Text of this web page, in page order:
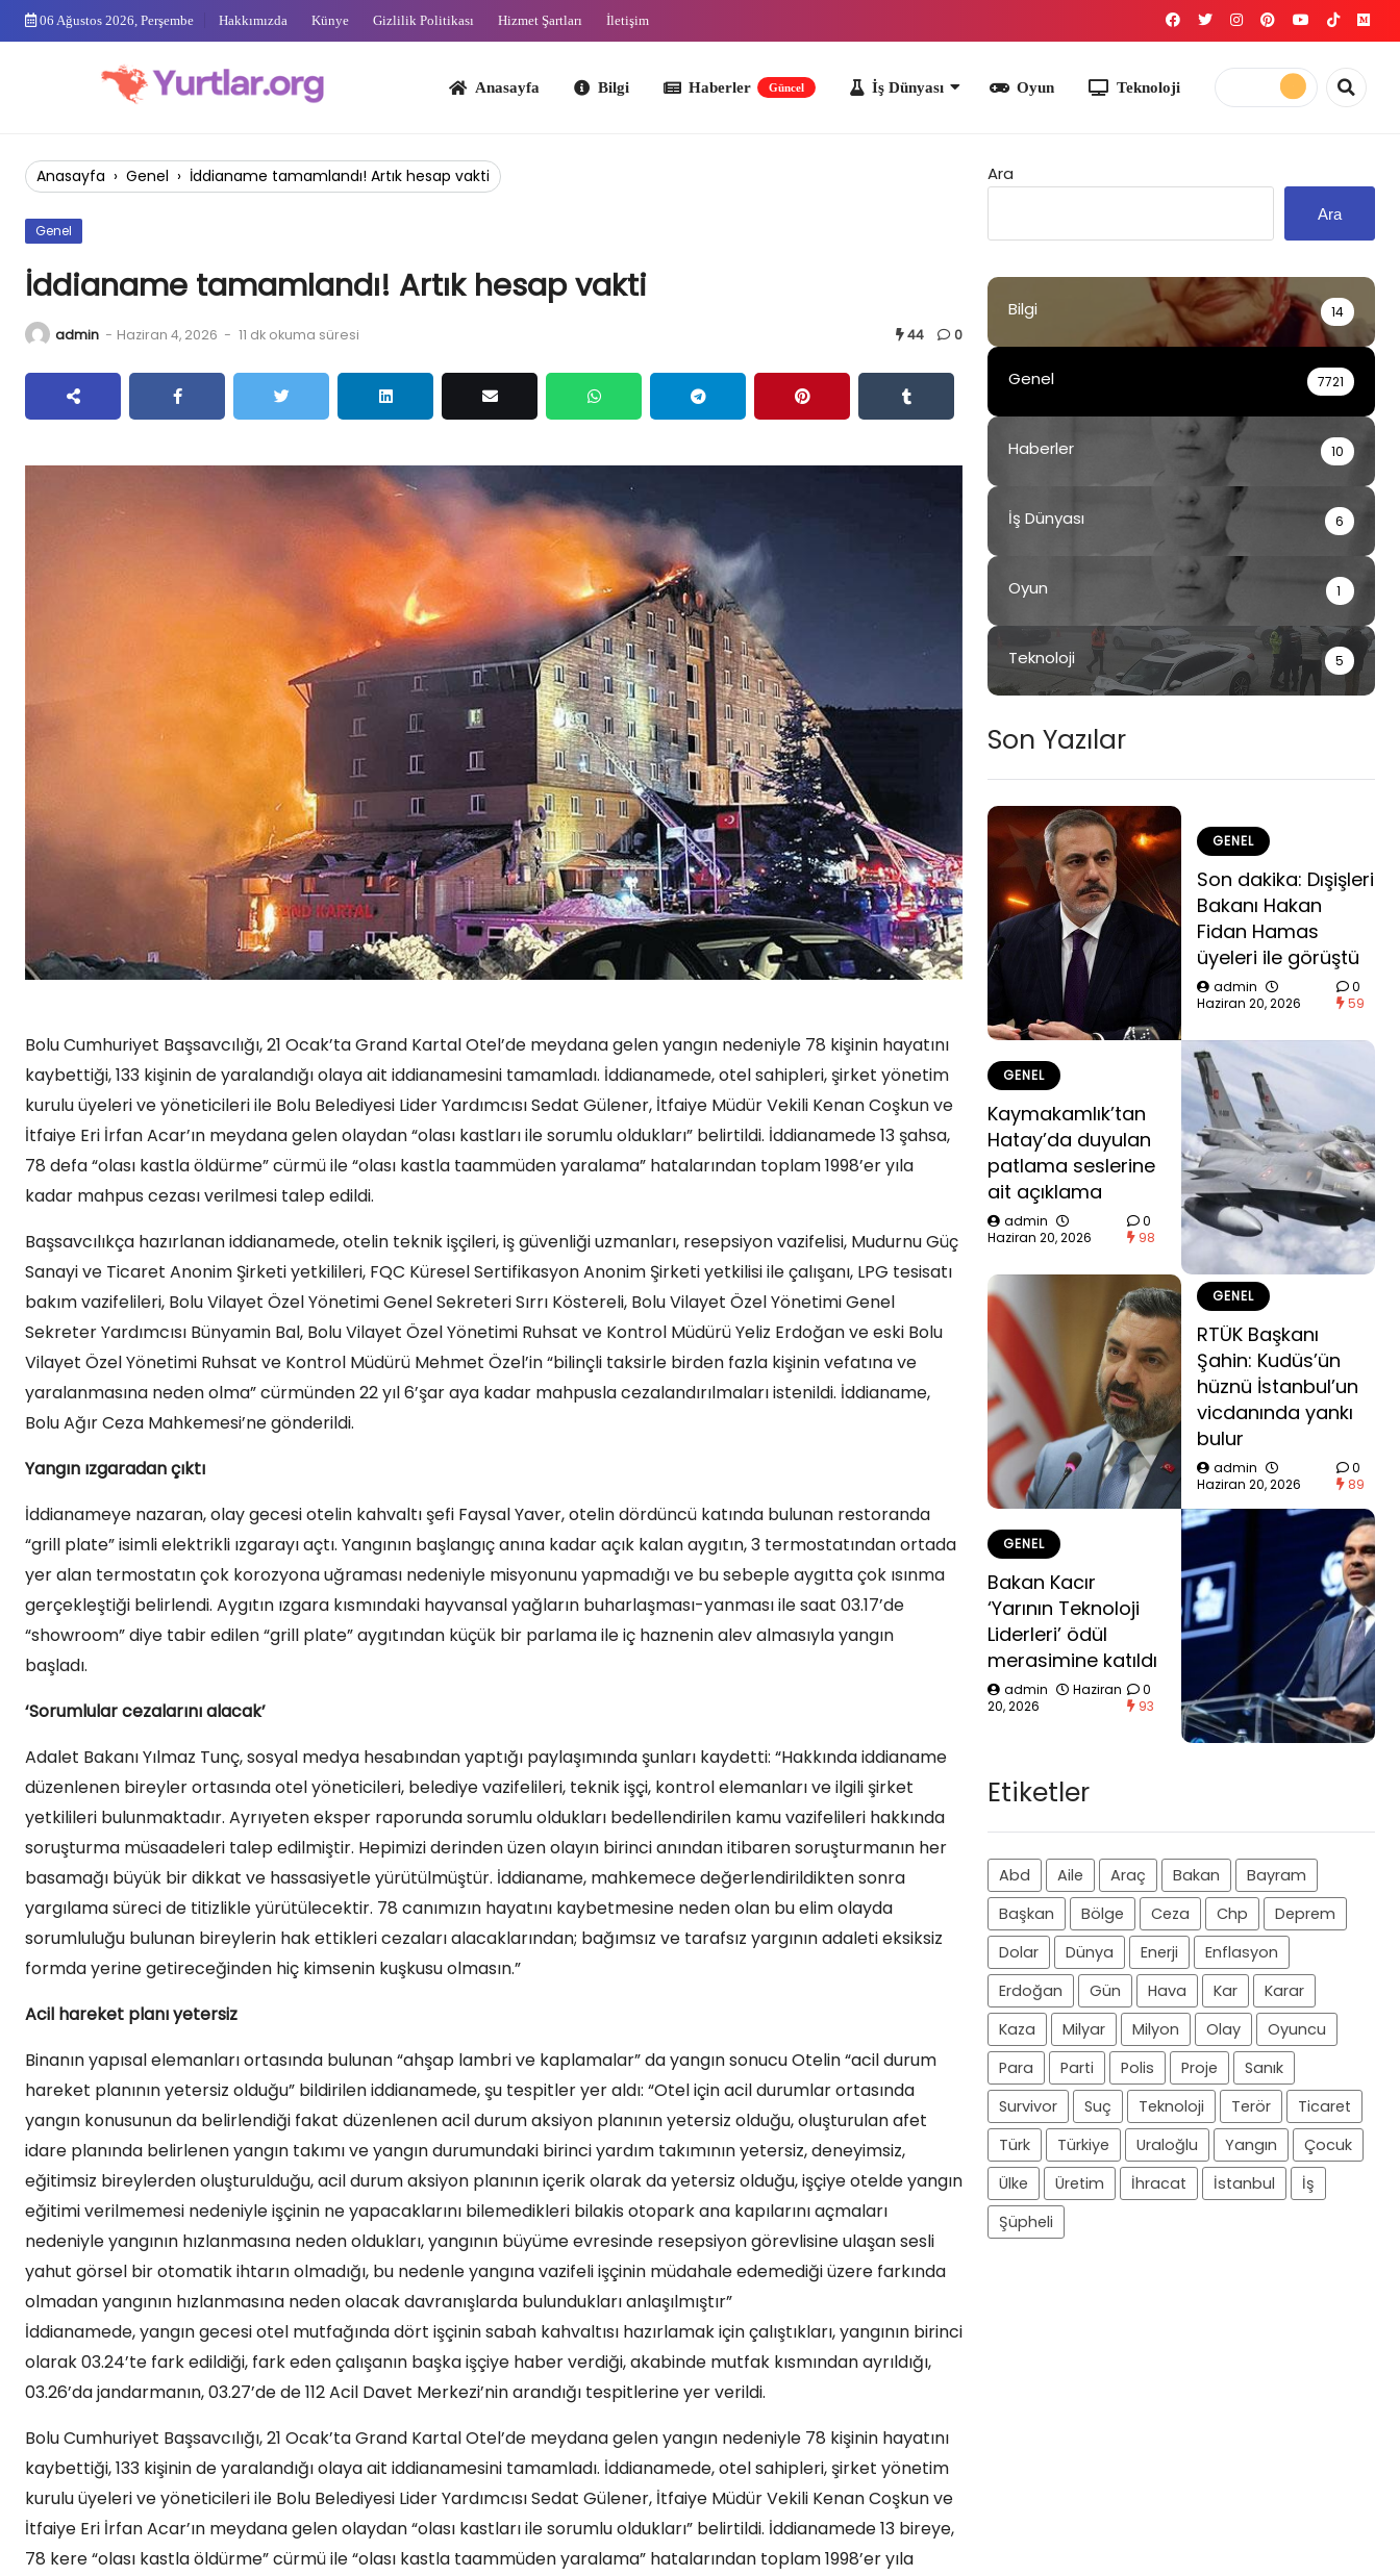
Skip
06 Ağustos 2026, Perşembe Hakkımızda Künye Gizlilik Politikası Hizmet Şartları İletişim
Anasayfa Haberler İş Dünyası Teknoloji
Anasayfa › Genel › İddianame tamamlandı! Artık hesap vakti
Genel
İddianame tamamlandı! Artık hesap vakti
admin - Haziran 4, 2026 - 11 dk okuma süresi 44 0
Bolu Cumhuriyet Başsavcılığı, 21 Ocak’ta Grand Kartal Otel’de meydana gelen yangın nedeniyle 78 kişinin hayatını
kaybettiği, 133 kişinin de yaralandığı olaya ait iddianamesini tamamladı. İddianamede, otel sahipleri, şirket yönetim
kurulu üyeleri ve yöneticileri ile Bolu Belediyesi Lider Yardımcısı Sedat Gülener, İtfaiye Müdür Vekili Kenan Coşkun ve
İtfaiye Eri İrfan Acar’ın meydana gelen olaydan “olası kastları ile sorumlu oldukları” belirtildi. İddianamede 13 şahsa,
78 defa “olası kastla öldürme” cürmü ile “olası kastla taammüden yaralama” hatalarından toplam 1998’er yıla
kadar mahpus cezası verilmesi talep edildi.
Başsavcılıkça hazırlanan iddianamede, otelin teknik işçileri, iş güvenliği uzmanları, resepsiyon vazifelisi, Mudurnu Güç
Sanayi ve Ticaret Anonim Şirketi yetkilileri, FQC Küresel Sertifikasyon Anonim Şirketi yetkilisi ile çalışanı, LPG tesisatı
bakım vazifelileri, Bolu Vilayet Özel Yönetimi Genel Sekreteri Sırrı Köstereli, Bolu Vilayet Özel Yönetimi Genel
Sekreter Yardımcısı Bünyamin Bal, Bolu Vilayet Özel Yönetimi Ruhsat ve Kontrol Müdürü Yeliz Erdoğan ve eski Bolu
Vilayet Özel Yönetimi Ruhsat ve Kontrol Müdürü Mehmet Özel’in “bilinçli taksirle birden fazla kişinin vefatına ve
yaralanmasına neden olma” cürmünden 22 yıl 6’şar aya kadar mahpusla cezalandırılmaları istenildi. İddianame,
Bolu Ağır Ceza Mahkemesi’ne gönderildi.
Yangın ızgaradan çıktı
İddianameye nazaran, olay gecesi otelin kahvaltı şefi Faysal Yaver, otelin dördüncü katında bulunan restoranda
“grill plate” isimli elektrikli ızgarayı açtı. Yangının başlangıç anına kadar açık kalan aygıtın, 3 termostatından ortada
yer alan termostatın çok korozyona uğraması nedeniyle misyonunu yapmadığı ve bu sebeple aygıtta çok ısınma
gerçekleştiği belirlendi. Aygıtın ızgara kısmındaki hayvansal yağların buharlaşması-yanması ile saat 03.17’de
“showroom” diye tabir edilen “grill plate” aygıtından küçük bir parlama ile iç haznenin alev almasıyla yangın
başladı.
‘Sorumlular cezalarını alacak’
Adalet Bakanı Yılmaz Tunç, sosyal medya hesabından yaptığı paylaşımında şunları kaydetti: “Hakkında iddianame
düzenlenen bireyler ortasında otel yöneticileri, belediye vazifelileri, teknik işçi, kontrol elemanları ve ilgili şirket
yetkilileri bulunmaktadır. Ayrıyeten eksper raporunda sorumlu oldukları bedellendirilen kamu vazifelileri hakkında
soruşturma müsaadeleri talep edilmiştir. Hepimizi derinden üzen olayın birinci anından itibaren soruşturmanın her
basamağı büyük bir dikkat ve hassasiyetle yürütülmüştür. İddianame, mahkemece değerlendirildikten sonra
yargılama süreci de titizlikle yürütülecektir. 78 canımızın hayatını kaybetmesine neden olan bu elim olayda
sorumluluğu bulunan bireylerin hak ettikleri cezaları alacaklarından; bağımsız ve tarafsız yargının adaleti eksiksiz
formda yerine getireceğinden hiç kimsenin kuşkusu olmasın.”
Acil hareket planı yetersiz
Binanın yapısal elemanları ortasında bulunan “ahşap lambri ve kaplamalar” da yangın sonucu Otelin “acil durum
hareket planının yetersiz olduğu” bildirilen iddianamede, şu tespitler yer aldı: “Otel için acil durumlar ortasında
yangın konusunun da belirlendiği fakat düzenlenen acil durum aksiyon planının yetersiz olduğu, oluşturulan afet
idare planında belirlenen yangın takımı ve yangın durumundaki birinci yardım takımının yetersiz, deneyimsiz,
eğitimsiz bireylerden oluşturulduğu, acil durum aksiyon planının içerik olarak da yetersiz olduğu, işçiye otelde yangın
eğitimi verilmemesi nedeniyle işçinin ne yapacaklarını bilemedikleri bilakis otopark ana kapılarını açmaları
nedeniyle yangının hızlanmasına neden oldukları, yangının büyüme evresinde resepsiyon görevlisine ulaşan sesli
yahut görsel bir otomatik ihtarın olmadığı, bu nedenle yangına vazifeli işçinin müdahale edemediği üzere farkında
olmadan yangının hızlanmasına neden olacak davranışlarda bulundukları anlaşılmıştır”
İddianamede, yangın gecesi otel mutfağında dört işçinin sabah kahvaltısı hazırlamak için çalıştıkları, yangının birinci
olarak 03.24’te fark edildiği, fark eden çalışanın başka işçiye haber verdiği, akabinde mutfak kısmından ayrıldığı,
03.26’da jandarmanın, 03.27’de de 112 Acil Davet Merkezi’nin arandığı tespitlerine yer verildi.
Bolu Cumhuriyet Başsavcılığı, 21 Ocak’ta Grand Kartal Otel’de meydana gelen yangın nedeniyle 78 kişinin hayatını
kaybettiği, 133 kişinin de yaralandığı olaya ait iddianamesini tamamladı. İddianamede, otel sahipleri, şirket yönetim
kurulu üyeleri ve yöneticileri ile Bolu Belediyesi Lider Yardımcısı Sedat Gülener, İtfaiye Müdür Vekili Kenan Coşkun ve
İtfaiye Eri İrfan Acar’ın meydana gelen olaydan “olası kastları ile sorumlu oldukları” belirtildi. İddianamede 13 bireye,
78 kere “olası kastla öldürme” cürmü ile “olası kastla taammüden yaralama” hatalarından toplam 1998’er yıla
Ara
Ara
Bilgi 14
Genel 7721
Haberler 10
İş Dünyası 6
Oyun 1
Teknoloji 5
Son Yazılar
GENEL
Son dakika: Dışişleri
Bakanı Hakan
Fidan Hamas
üyeleri ile görüştü
admin
Haziran 20, 2026
0
59
GENEL
Kaymakamlık’tan
Hatay’da duyulan
patlama seslerine
ait açıklama
admin
Haziran 20, 2026
0
98
GENEL
RTÜK Başkanı
Şahin: Kudüs’ün
hüznü İstanbul’un
vicdanında yankı
bulur
admin
Haziran 20, 2026
0
89
GENEL
Bakan Kacır
‘Yarının Teknoloji
Liderleri’ ödül
merasimine katıldı
admin
Haziran
20, 2026
0
93
Etiketler
Abd Aile Araç Bakan
Bayram
Başkan
Bölge Ceza Chp
Deprem
Dolar
Dünya Enerji
Enflasyon
Erdoğan
Gün Hava Kar
Karar
Kaza
Milyar Milyon Olay
Oyuncu
Para
Parti Polis Proje
Sanık
Survivor
Suç Teknoloji Terör
Ticaret
Türk
Türkiye Uraloğlu Yangın
Çocuk
Ülke
Üretim İhracat İstanbul
İş
Şüpheli